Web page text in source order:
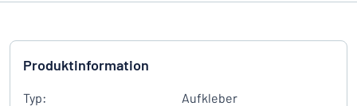
Produktinformation
Typ:
Aufkleber